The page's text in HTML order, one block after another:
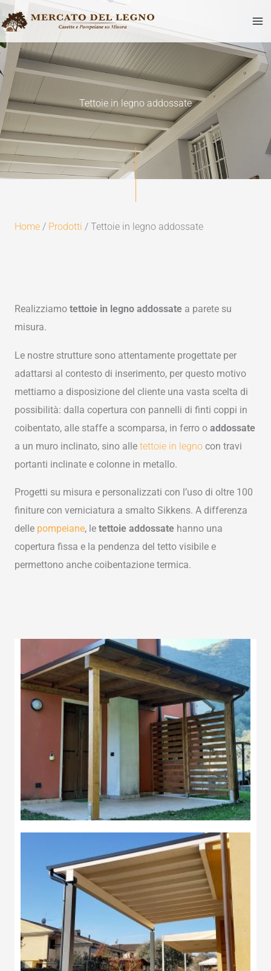
al
contenuto
Tettoie in legno addossate
Home / Prodotti / Tettoie in legno addossate
Realizziamo tettoie in legno addossate a parete su
misura.
Le nostre strutture sono attentamente progettate per
adattarsi al contesto di inserimento, per questo motivo
mettiamo a disposizione del cliente una vasta scelta di
possibilità: dalla copertura con pannelli di finti coppi in
coibentato, alle staffe a scomparsa, in ferro o addossate
a un muro inclinato, sino alle tettoie in legno con travi
portanti inclinate e colonne in metallo.
Progetti su misura e personalizzati con l’uso di oltre 100
finiture con verniciatura a smalto Sikkens. A differenza
delle pompeiane, le tettoie addossate hanno una
copertura fissa e la pendenza del tetto visibile e
permettono anche coibentazione termica.